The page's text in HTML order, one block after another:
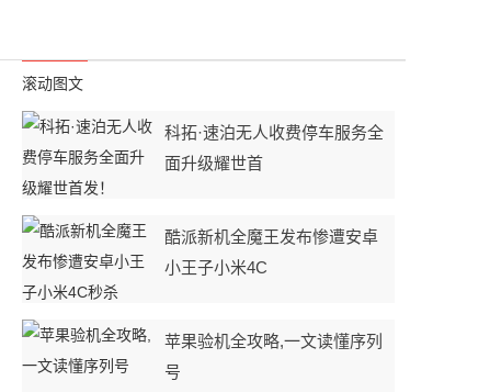
滚动图文
科拓·速泊无人收费停车服务全
面升级耀世首
酷派新机全魔王发布惨遭安卓
小王子小米4C
苹果验机全攻略,一文读懂序列
号